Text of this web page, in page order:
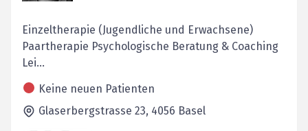
Einzeltherapie (Jugendliche und Erwachsene)
Paartherapie Psychologische Beratung & Coaching
Lei...
Keine neuen Patienten
Glaserbergstrasse 23, 4056 Basel